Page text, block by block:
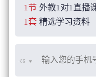
1节 外教1对1直播
1套 精选学习资料
+86